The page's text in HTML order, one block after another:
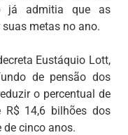
já admitia que as
metas no ano.
Eustáquio Lott,
de pensão dos
o percentual de
14,6 bilhões dos
de cinco anos.